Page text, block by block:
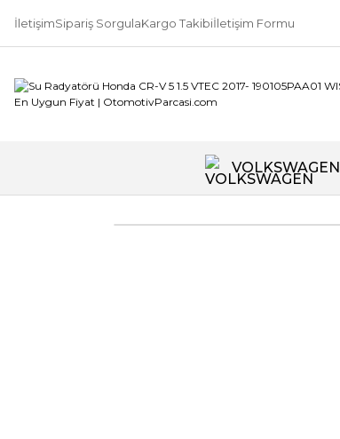
İletişimSipariş SorgulaKargo Takibiİletişim Formu
VOLKSWAGEN